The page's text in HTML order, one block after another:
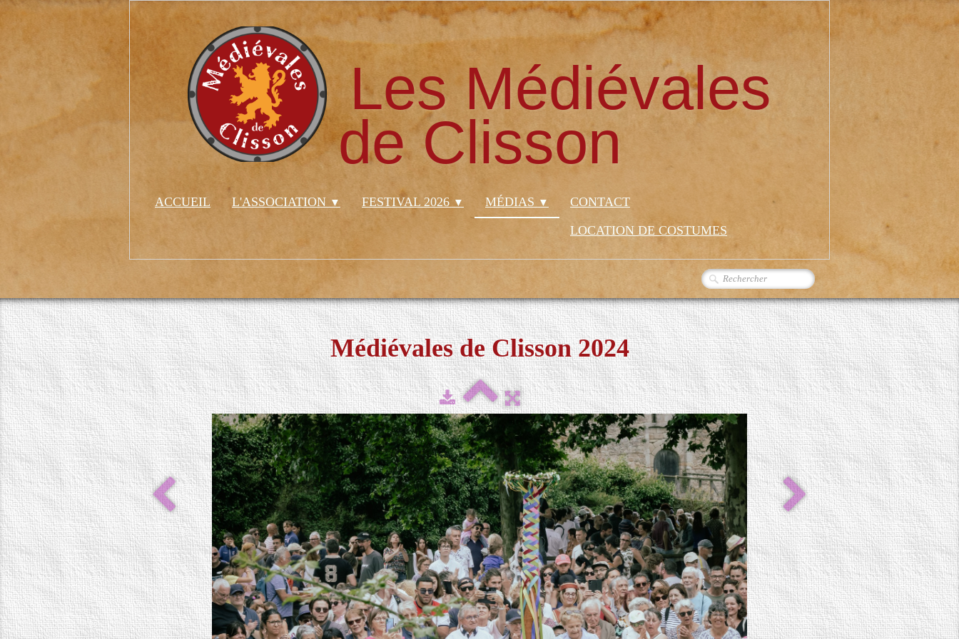
Les Médiévales
de Clisson
ACCUEIL L'ASSOCIATION ▼ FESTIVAL 2026 ▼ MÉDIAS ▼
CONTACT
LOCATION DE COSTUMES
Médiévales de Clisson 2024